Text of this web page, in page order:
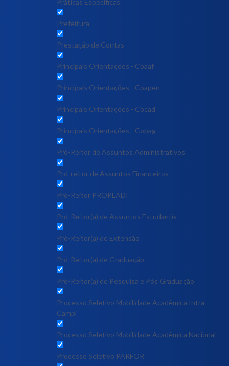
Práticas Específicas
Prefeitura
Prestação de Contas
Principais Orientações - Coaaf
Principais Orientações - Coapen
Principais Orientações - Cocad
Principais Orientações - Copag
Pró-Reitor de Assuntos Administrativos
Pró-reitor de Assuntos Financeiros
Pró-Reitor PROPLADI
Pró-Reitor(a) de Assuntos Estudantis
Pró-Reitor(a) de Extensão
Pró-Reitor(a) de Graduação
Pró-Reitor(a) de Pesquisa e Pós Graduação
Processo Seletivo Mobilidade Acadêmica Intra
Campi
Processo Seletivo Mobilidade Acadêmica Nacional
Processo Seletivo PARFOR